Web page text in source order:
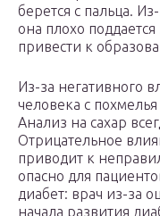
берется с пальца.
она плохо
привести к
Из-за негативного
человека с
Анализ на сахар
Отрицательное
приводит к
опасно для
диабет: врач из-за
начала развития